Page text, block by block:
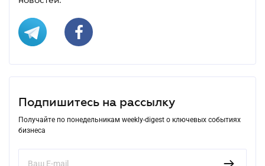
Подпишитесь на рассылку
Получайте по понедельникам weekly-digest о ключевых событиях
бизнеса